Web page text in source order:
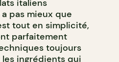
italiens
pas mieux que
tout en simplicité,
parfaitement
toujours
les ingrédients qui